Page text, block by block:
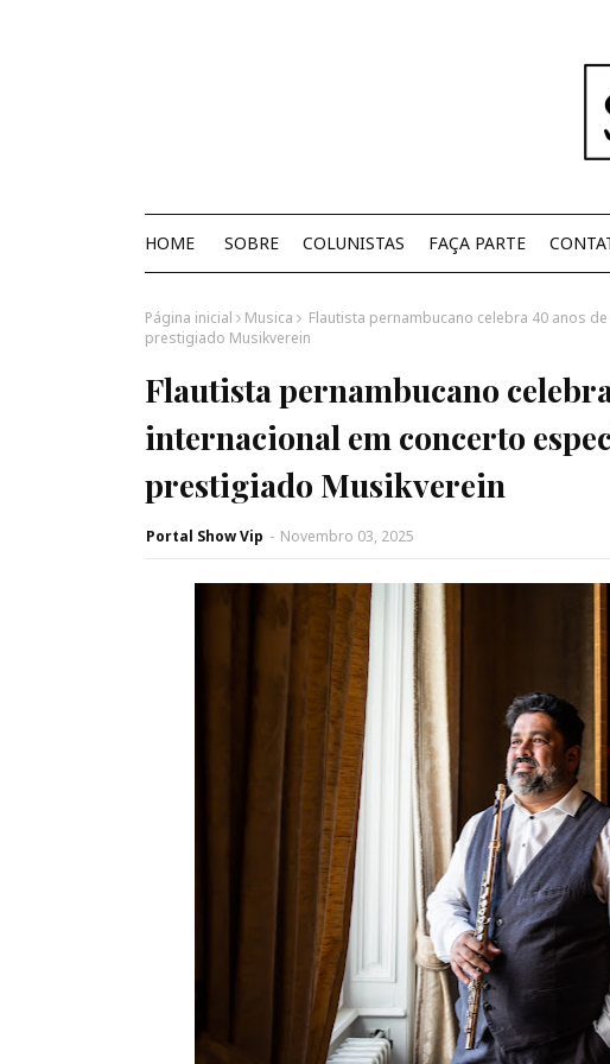
HOME SOBRE COLUNISTAS FAÇA PARTE
Página inicial Musica
Flautista pernambucano celebra 40 anos
prestigiado Musikverein
Flautista pernambucano
internacional em concerto
prestigiado Musikverein
Portal Show Vip - Novembro 03, 2025